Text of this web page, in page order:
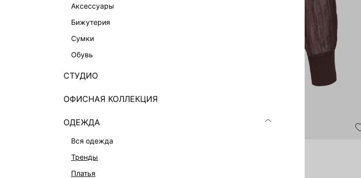
аксессуары
бижутерия
сумки
обувь
СТУДИО
ОФИСНАЯ КОЛЛЕКЦИЯ
ОДЕЖДА
вся одежда
тренды
платья